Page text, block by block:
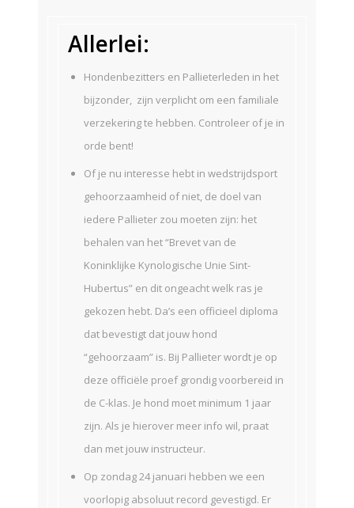
Allerlei:
Hondenbezitters en Pallieterleden in het
bijzonder, zijn verplicht om een familiale
verzekering te hebben. Controleer of je in
orde bent!
Of je nu interesse hebt in wedstrijdsport
gehoorzaamheid of niet, de doel van
iedere Pallieter zou moeten zijn: het
behalen van het “Brevet van de
Koninklijke Kynologische Unie Sint-
Hubertus” en dit ongeacht welk ras je
gekozen hebt. Da’s een officieel diploma
dat bevestigt dat jouw hond
“gehoorzaam” is. Bij Pallieter wordt je op
deze officiële proef grondig voorbereid in
de C-klas. Je hond moet minimum 1 jaar
zijn. Als je hierover meer info wil, praat
dan met jouw instructeur.
Op zondag 24 januari hebben we een
voorlopig absoluut record gevestigd. Er